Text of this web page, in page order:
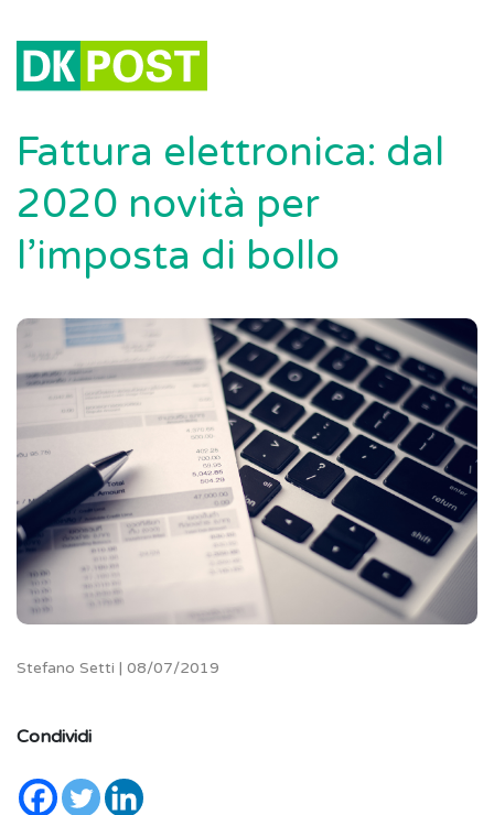
Fattura elettronica: dal
2020 novità per
l’imposta di bollo
Stefano Setti | 08/07/2019
Condividi